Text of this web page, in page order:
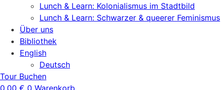
Lunch & Learn: Kolonialismus im Stadtbild
Lunch & Learn: Schwarzer & queerer Feminismus
Über uns
Bibliothek
English
Deutsch
Tour Buchen